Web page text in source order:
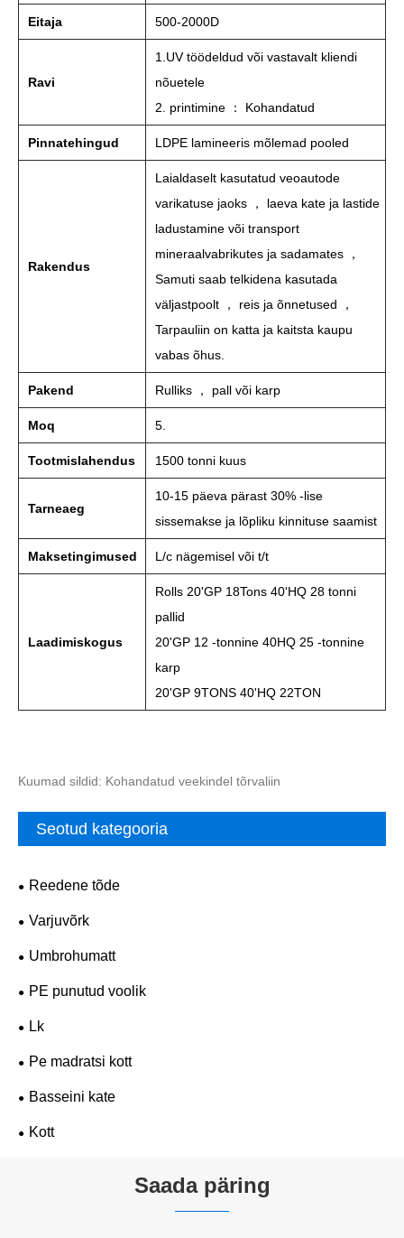
Eitaja 500-2000D
Ravi
1.UV töödeldud või vastavalt kliendi
nõuetele
2. printimine ： Kohandatud
Pinnatehingud LDPE lamineeris mõlemad pooled
Rakendus
Laialdaselt kasutatud veoautode
varikatuse jaoks ， laeva kate ja lastide
ladustamine või transport
mineraalvabrikutes ja sadamates ，
Samuti saab telkidena kasutada
väljastpoolt ， reis ja õnnetused ，
Tarpauliin on katta ja kaitsta kaupu
vabas õhus.
Pakend Rulliks ， pall või karp
Moq 5.
Tootmislahendus 1500 tonni kuus
Tarneaeg
10-15 päeva pärast 30% -lise
sissemakse ja lõpliku kinnituse saamist
Maksetingimused L/c nägemisel või t/t
Laadimiskogus
Rolls 20'GP 18Tons 40'HQ 28 tonni
pallid
20'GP 12 -tonnine 40HQ 25 -tonnine
karp
20'GP 9TONS 40'HQ 22TON
Kuumad sildid: Kohandatud veekindel tõrvaliin
Seotud kategooria
Reedene tõde
Varjuvõrk
Umbrohumatt
PE punutud voolik
Lk
Pe madratsi kott
Basseini kate
Kott
Saada päring